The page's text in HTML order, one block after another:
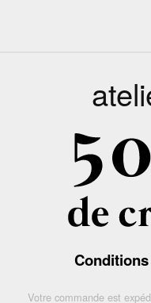
Votre commande est